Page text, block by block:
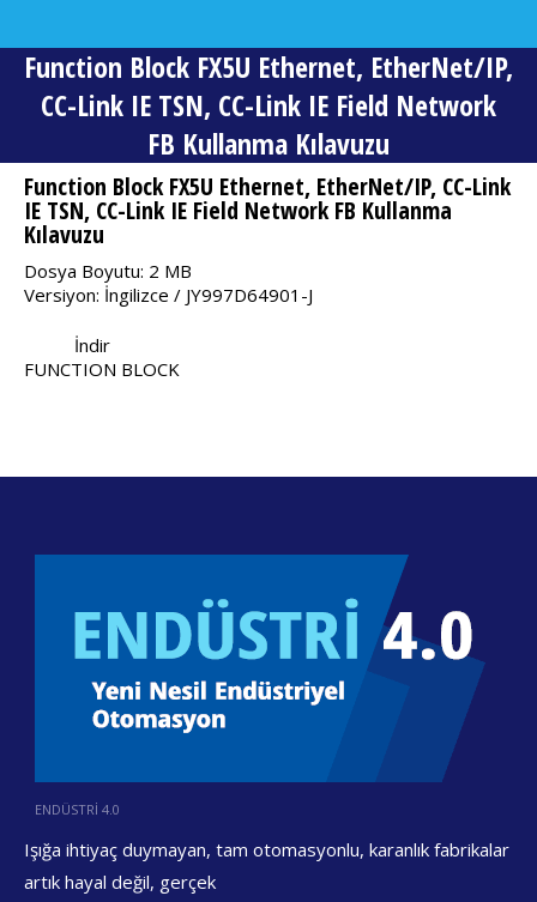
Function Block FX5U Ethernet, EtherNet/IP,
CC-Link IE TSN, CC-Link IE Field Network
FB Kullanma Kılavuzu
You are here:
Function Block FX5U Ethernet, EtherNet/IP, CC-Link
IE TSN, CC-Link IE Field Network FB Kullanma
Kılavuzu
Dosya Boyutu: 2 MB
Versiyon: İngilizce / JY997D64901-J
İndir
FUNCTION BLOCK
ENDÜSTRİ 4.0
Işığa ihtiyaç duymayan, tam otomasyonlu, karanlık fabrikalar
artık hayal değil, gerçek